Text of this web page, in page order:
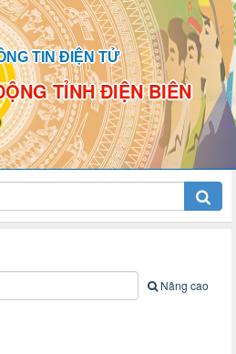
TIN ĐIỆN TỬ
TỈNH ĐIỆN BIÊN
Nâng cao